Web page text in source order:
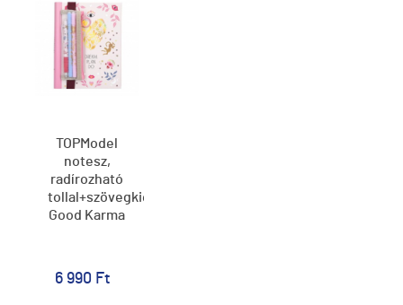
TOPModel
notesz,
radírozható
tollal+szövegkiemelővel,
Good Karma
6 990 Ft